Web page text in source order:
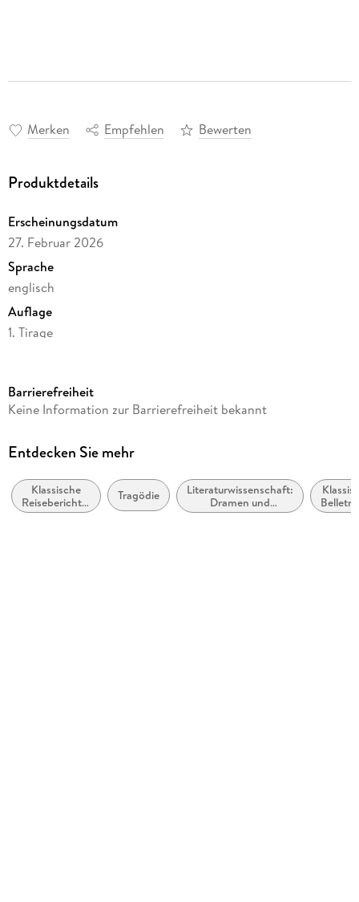
Merken Empfehlen Bewerten
Produktdetails
Erscheinungsdatum
27. Februar 2026
Sprache
englisch
Auflage
1. Tirage
Autor/Autorin
Verlag/Hersteller
Produktart
kartoniert
Barrierefreiheit
Keine Information zur Barrierefreiheit bekannt
Entdecken Sie mehr
Klassische
Reiseberichte,
Reiseliteratur
Tragödie
Literaturwissenschaft:
Dramen und
Dramatiker